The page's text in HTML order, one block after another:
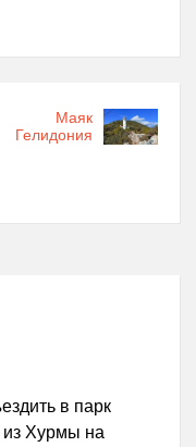
Маяк
Гелидония
в парк
из Хурмы на